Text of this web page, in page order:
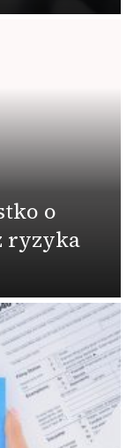
o
ryzyka